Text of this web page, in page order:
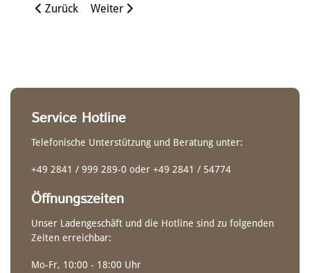
Ergonom Schaft
Vorheriger Beitrag: 15.-22.08.26: Seekajaks testen auf
Zurück Nächster Beitrag: 04.11.26: Ein Leben im
Weiter
Service Hotline
Telefonische Unterstützung und Beratung unter:
+49 2841 / 999 289-0 oder +49 2841 / 54774
Öffnungszeiten
Unser Ladengeschäft und die Hotline sind zu folgenden
Zeiten erreichbar:
Mo-Fr, 10:00 - 18:00 Uhr